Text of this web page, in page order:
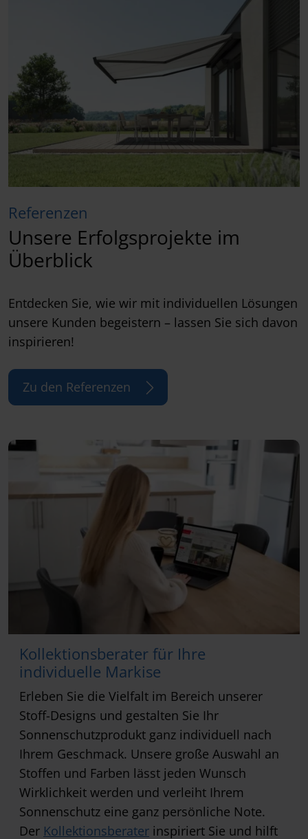
Referenzen
Unsere Erfolgsprojekte im
Überblick
Entdecken Sie, wie wir mit individuellen Lösungen
unsere Kunden begeistern – lassen Sie sich davon
inspirieren!
Zu den Referenzen
Kollektionsberater für Ihre
individuelle Markise
Erleben Sie die Vielfalt im Bereich unserer
Stoff-Designs und gestalten Sie Ihr
Sonnenschutzprodukt ganz individuell nach
Ihrem Geschmack. Unsere große Auswahl an
Stoffen und Farben lässt jeden Wunsch
Wirklichkeit werden und verleiht Ihrem
Sonnenschutz eine ganz persönliche Note.
Der Kollektionsberater inspiriert Sie und hilft